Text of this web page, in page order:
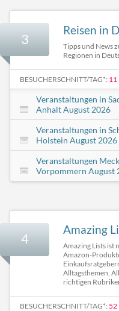
3
Reisen in
Tipps und News
Regionen in
BESUCHERSCHNITT/TAG*: 11
Veranstaltungen in
Anhalt August 2026
Veranstaltungen in
Holstein August 2026
Veranstaltungen
Vorpommern August
4
Amazing
Amazing Lists ist
Amazon-
Alltagsthemen.
richtigen
BESUCHERSCHNITT/TAG*: 52